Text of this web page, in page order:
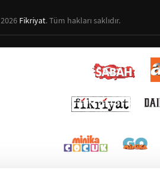
2026 Fikriyat. Tüm hakları saklıdır.